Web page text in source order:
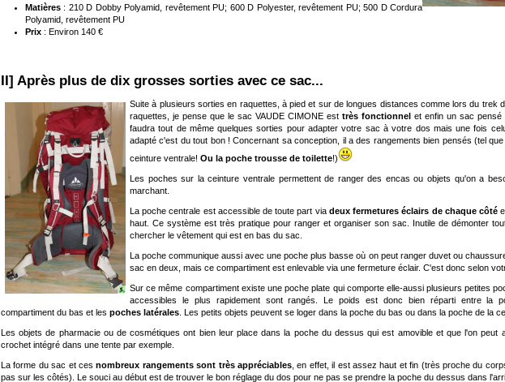
Matières : 210 D Dobby Polyamid, revêtement PU; 600 D Polyester, revêtement PU; 500 D Cordura
Polyamid, revêtement PU
Prix : Environ 140 €
II] Après plus de dix grosses sorties avec ce sac...
Suite à plusieurs sorties en raquettes, à pied et sur de longues distances comme lors du trek
raquettes, je pense que le sac VAUDE CIMONE est très fonctionnel et enfin un sac pensé
faudra tout de même quelques sorties pour adapter votre sac à votre dos mais une fois
adapté c'est du tout bon ! Concernant sa conception, il a des rangements bien pensés (tel
ceinture ventrale! Ou la poche trousse de toilette!)
Les poches sur la ceinture ventrale permettent de ranger des encas ou objets qu'on a
marchant.
La poche centrale est accessible de toute part via deux fermetures éclairs de chaque côté
haut. Ce système est très pratique pour ranger et organiser son sac. Inutile de démonter
chercher le vêtement qui est en bas du sac.
La poche communique aussi avec une poche plus basse où on peut ranger duvet ou
sac en deux, mais ce compartiment est enlevable via une fermeture éclair. C'est donc selon
Sur ce même compartiment existe une poche plate qui comporte elle-aussi plusieurs petites
accessibles le plus rapidement sont rangés. Le poids est donc bien réparti entre la
compartiment du bas et les poches latérales . Les petits objets peuvent se loger dans la poche du bas ou dans la poche de la
Les objets de pharmacie ou de cosmétiques ont bien leur place dans la poche du dessus qui est amovible et que l'on peut
crochet intégré dans une tente par exemple.
La forme du sac et cesnombreux rangements sont très appréciables , en effet, il est assez haut et fin (très proche du
pas sur les côtés). Le souci au début est de trouver le bon réglage du dos pour ne pas se prendre la poche du dessus dans